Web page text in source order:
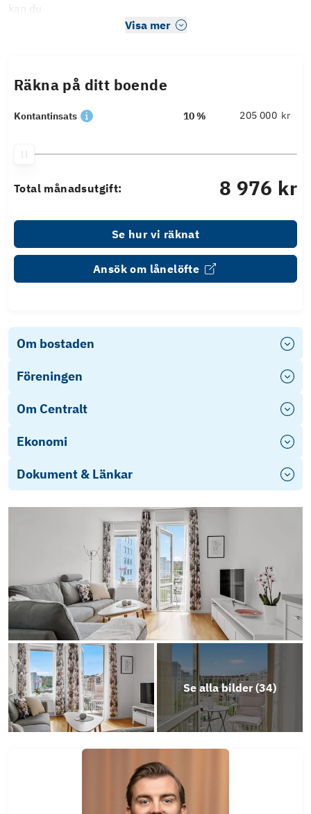
kan du
Visa mer
Räkna på ditt boende
Kontantinsats 10 % kr
Total månadsutgift: 8 976 kr
Se hur vi räknat
Ansök om lånelöfte
Om bostaden
Föreningen
Om Centralt
Ekonomi
Dokument & Länkar
Energideklaration
Årsredovisning 2024/2025
Se alla bilder (34)